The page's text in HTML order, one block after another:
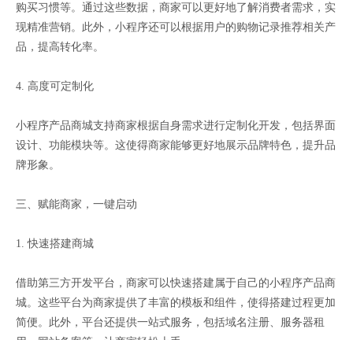
购买习惯等。通过这些数据，商家可以更好地了解消费者需求，实
现精准营销。此外，小程序还可以根据用户的购物记录推荐相关产
品，提高转化率。
4. 高度可定制化
小程序产品商城支持商家根据自身需求进行定制化开发，包括界面
设计、功能模块等。这使得商家能够更好地展示品牌特色，提升品
牌形象。
三、赋能商家，一键启动
1. 快速搭建商城
借助第三方开发平台，商家可以快速搭建属于自己的小程序产品商
城。这些平台为商家提供了丰富的模板和组件，使得搭建过程更加
简便。此外，平台还提供一站式服务，包括域名注册、服务器租